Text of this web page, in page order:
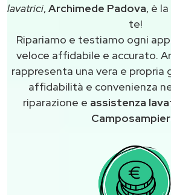
lavatrici,Archimede Padova, è
te!
Ripariamo e testiamo ogni
veloce affidabile e accurato.
rappresenta una vera e propria
affidabilità e convenienza
riparazione e assistenza